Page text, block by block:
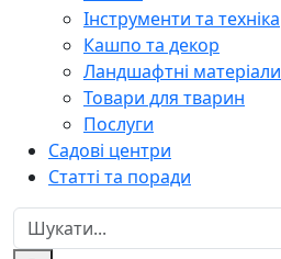
Інструменти та техніка
Кашпо та декор
Ландшафтні матеріали
Товари для тварин
Послуги
Садові центри
Статті та поради